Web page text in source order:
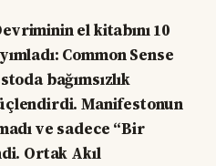
el kitabını 10
Common Sense
bağımsızlık
Manifestonun
ve sadece “Bir
Ortak Akıl